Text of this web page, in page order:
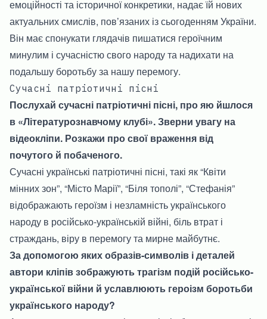
емоційності та історичної конкретики, надає їй нових
актуальних смислів, пов’язаних із сьогоденням України.
Він має спонукати глядачів пишатися героїчним
минулим і сучасністю свого народу та надихати на
подальшу боротьбу за нашу перемогу.
Сучасні патріотичні пісні
Послухай сучасні патріотичні пісні, про яю йшлося
в «Літературознавчому клубі». Зверни увагу на
відеокліпи. Розкажи про свої враження від
почутого й побаченого.
Сучасні українські патріотичні пісні, такі як “Квіти
мінних зон”, “Місто Марії”, “Біля тополі”, “Стефанія”
відображають героїзм і незламність українського
народу в російсько-українській війні, біль втрат і
страждань, віру в перемогу та мирне майбутнє.
За допомогою яких образів-символів і деталей
автори кліпів зображують трагізм подій російсько-
української війни й уславлюють героізм боротьби
українського народу?